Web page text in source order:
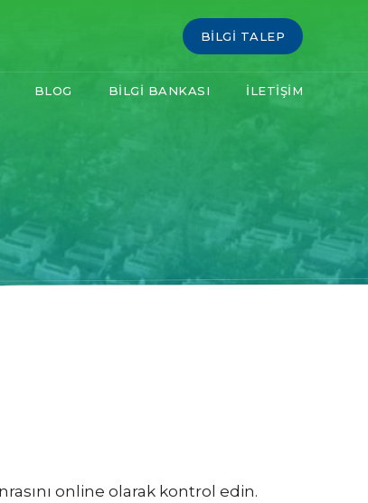
BİLGİ TALEP
BLOG BİLGİ BANKASI İLETİŞİM
online olarak kontrol edin.